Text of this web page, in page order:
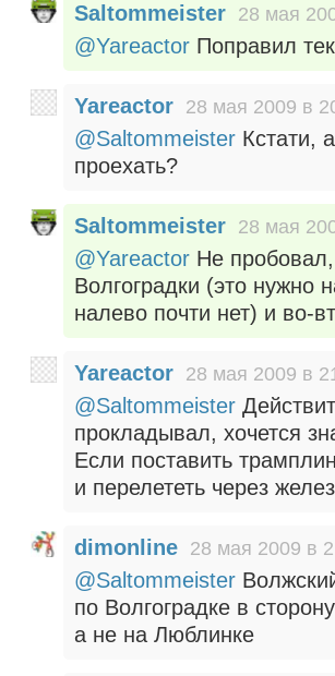
Saltommeister 28 мая
@Yareactor Поправил
Yareactor 28 мая 2009 в
@Saltommeister Кстати,
проехать?
Saltommeister 28 мая
@Yareactor Не
Волгоградки (это нужно
налево почти нет) и во-
Yareactor 28 мая 2009 в
@Saltommeister
прокладывал, хочется
Если поставить
и перелететь через
dimonline 28 мая 2009 в
@Saltommeister
по Волгоградке в
а не на Люблинке